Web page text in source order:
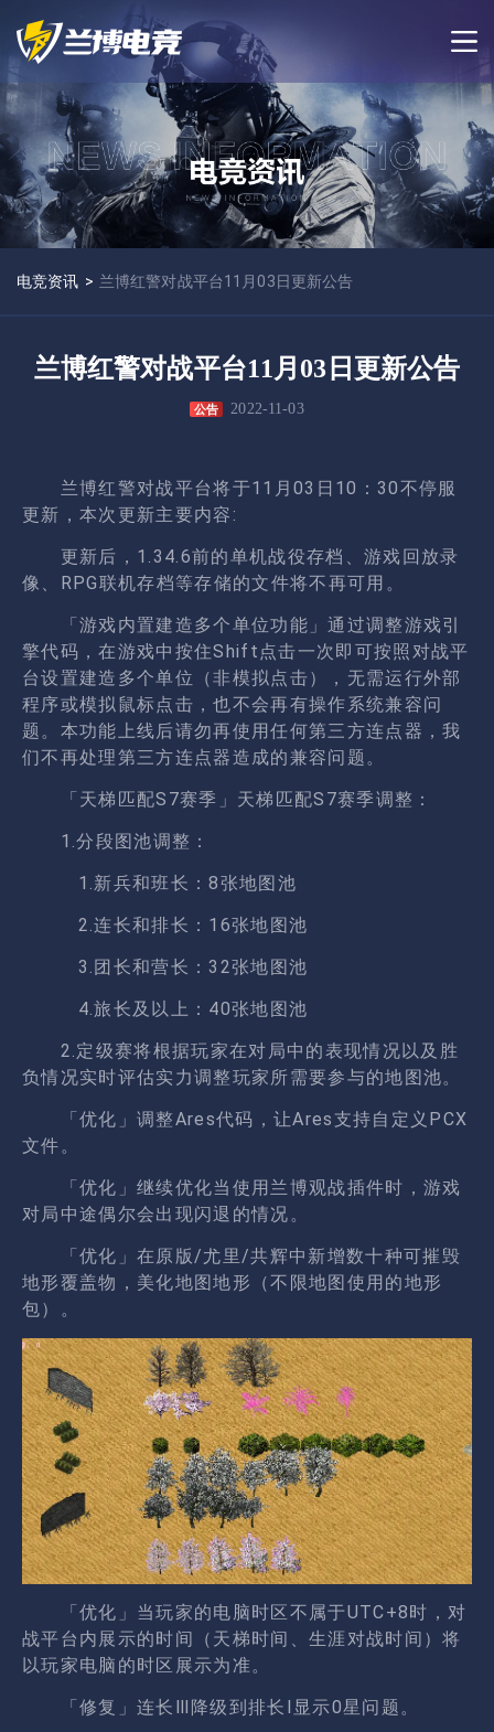
电竞资讯 > 兰博红警对战平台11月03日更新公告
兰博红警对战平台11月03日更新公告
公告 2022-11-03
兰博红警对战平台将于11月03日10：30不停服
更新，本次更新主要内容:
更新后，1.34.6前的单机战役存档、游戏回放录
像、RPG联机存档等存储的文件将不再可用。
「游戏内置建造多个单位功能」通过调整游戏引
擎代码，在游戏中按住Shift点击一次即可按照对战平
台设置建造多个单位（非模拟点击），无需运行外部
程序或模拟鼠标点击，也不会再有操作系统兼容问
题。本功能上线后请勿再使用任何第三方连点器，我
们不再处理第三方连点器造成的兼容问题。
「天梯匹配S7赛季」天梯匹配S7赛季调整：
1.分段图池调整：
1.新兵和班长：8张地图池
2.连长和排长：16张地图池
3.团长和营长：32张地图池
4.旅长及以上：40张地图池
2.定级赛将根据玩家在对局中的表现情况以及胜
负情况实时评估实力调整玩家所需要参与的地图池。
「优化」调整Ares代码，让Ares支持自定义PCX
文件。
「优化」继续优化当使用兰博观战插件时，游戏
对局中途偶尔会出现闪退的情况。
「优化」在原版/尤里/共辉中新增数十种可摧毁
地形覆盖物，美化地图地形（不限地图使用的地形
包）。
「优化」当玩家的电脑时区不属于UTC+8时，对
战平台内展示的时间（天梯时间、生涯对战时间）将
以玩家电脑的时区展示为准。
「修复」连长Ⅲ降级到排长Ⅰ显示0星问题。